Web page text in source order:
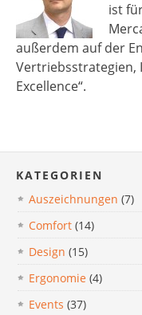
ist
außerdem auf der
Vertriebsstrategien,
Excellence“.
KATEGORIEN
Auszeichnungen (7)
Comfort (14)
Design (15)
Ergonomie (4)
Events (37)